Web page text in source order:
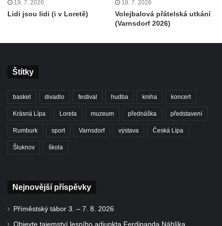
19. 7. 2026
Lidi jsou lidi (i v Loretě)
18. 7. 2026
Volejbalová přátelská utkání
(Varnsdorf 2026)
Štítky
basket divadlo festival hudba kniha koncert
Krásná Lípa Loreta muzeum přednáška představení
Rumburk sport Varnsdorf výstava Česká Lípa
Šluknov škola
Nejnovější příspěvky
Příměstský tábor 3. – 7. 8. 2026
Objevte tajemství lesního adjunkta Ferdinanda Náhlíka